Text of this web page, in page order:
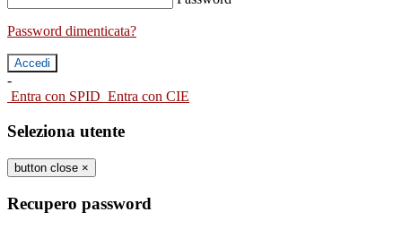
Password dimenticata?
-
Entra con SPID Entra con CIE
Seleziona utente
button close ×
Recupero password